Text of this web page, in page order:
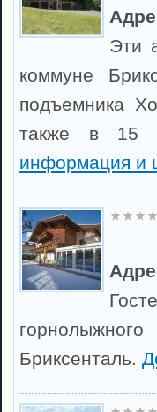
Эти
коммуне
подъемника
также в 15
информация и
Бриксенталь.